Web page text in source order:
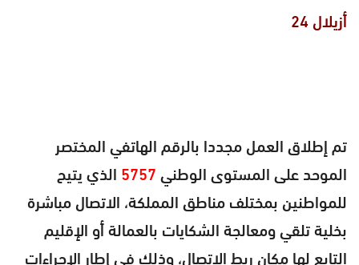
أزيلال 24
تم إطلاق العمل مجددا بالرقم الهاتفي المختصر
الموحد على المستوى الوطني
الذي يتيح
للمواطنين بمختلف مناطق المملكة، الاتصال مباشرة
بخلية تلقي ومعالجة الشكايات بالعمالة أو الإقليم
التابع لها مكان ربط الاتصال، وذلك في إطار الإجراءات